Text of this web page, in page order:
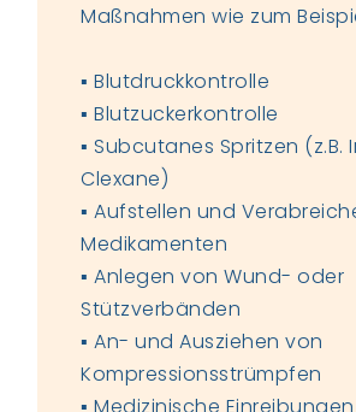
Maßnahmen wie zum
▪ Blutdruckkontrolle
▪ Blutzuckerkontrolle
▪ Subcutanes Spritzen (z.B.
Clexane)
▪ Aufstellen und
Medikamenten
▪ Anlegen von Wund- oder
Stützverbänden
▪ An- und Ausziehen von
Kompressionsstrümpfen